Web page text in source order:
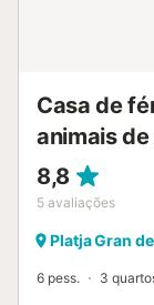
Casa de
animais
8,8
5 avaliações
Platja Gran
6 pess. 3